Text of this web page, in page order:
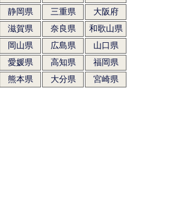
静岡県 三重県
大阪府
滋賀県 奈良県
和歌山県
岡山県 広島県
山口県
愛媛県 高知県
福岡県
熊本県 大分県
宮崎県